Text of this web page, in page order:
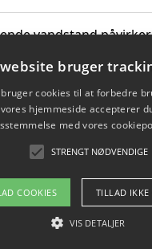
vandstand
du de bedste
Copyright 2026 - Pilanto
Om / kontakt
bruger
cookies til at forbedre
hjemmeside accepterer
med vores
STRENGT NØDVENDIGE
COOKIES TILLAD IKKE
VIS DETALJER